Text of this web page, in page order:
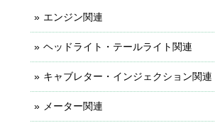
エンジン関連
ヘッドライト・テールライト関連
キャブレター・インジェクション関連
メーター関連